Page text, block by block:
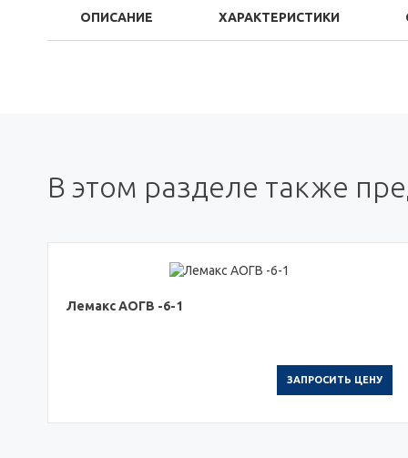
ОПИСАНИЕ ХАРАКТЕРИСТИКИ
В этом разделе также
Лемакс АОГВ -6-1
ЗАПРОСИТЬ ЦЕНУ